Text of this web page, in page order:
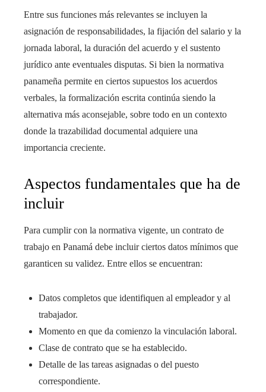
Entre sus funciones más relevantes se incluyen la
asignación de responsabilidades, la fijación del salario y la
jornada laboral, la duración del acuerdo y el sustento
jurídico ante eventuales disputas. Si bien la normativa
panameña permite en ciertos supuestos los acuerdos
verbales, la formalización escrita continúa siendo la
alternativa más aconsejable, sobre todo en un contexto
donde la trazabilidad documental adquiere una
importancia creciente.
Aspectos fundamentales que ha de
incluir
Para cumplir con la normativa vigente, un contrato de
trabajo en Panamá debe incluir ciertos datos mínimos que
garanticen su validez. Entre ellos se encuentran:
Datos completos que identifiquen al empleador y al
trabajador.
Momento en que da comienzo la vinculación laboral.
Clase de contrato que se ha establecido.
Detalle de las tareas asignadas o del puesto
correspondiente.